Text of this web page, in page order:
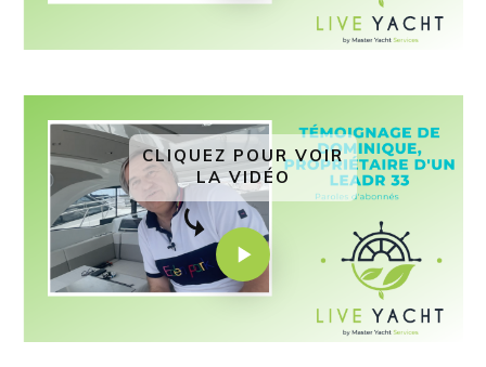
CLIQUEZ POUR VOIR
LA VIDÉO